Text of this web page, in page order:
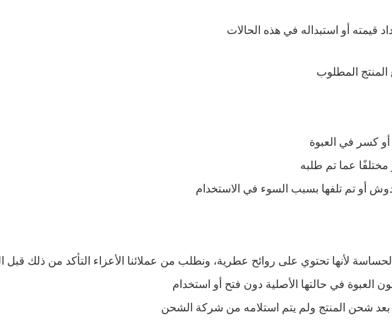
قيمته أو استبداله في هذه الحالات
المنتج المطلوب
كسر في العبوة
مختلفًا عما تم طلبه
أو تم تلفها بسبب السوء في الاستخدام
لأنها تحتوي على روائح عطرية، ونطلب من عملائنا الأعزاء التأكد من ذلك قبل
العبوة في حالتها الأصلية دون فتح أو استخدام
بعد شحن المنتج ولم يتم استلامه من شركة الشحن